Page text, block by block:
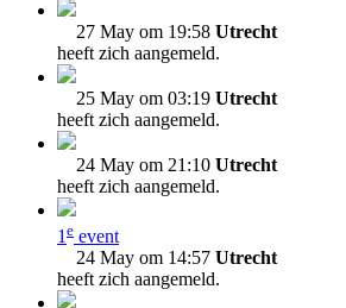
27 May om 19:58 Utrecht
heeft zich aangemeld.
25 May om 03:19 Utrecht
heeft zich aangemeld.
24 May om 21:10 Utrecht
heeft zich aangemeld.
1 e event
24 May om 14:57 Utrecht
heeft zich aangemeld.